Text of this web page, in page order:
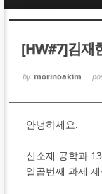
[HW#7]김재
by morinoakim
안녕하세요.
신소재 공학과
일곱번째 과제